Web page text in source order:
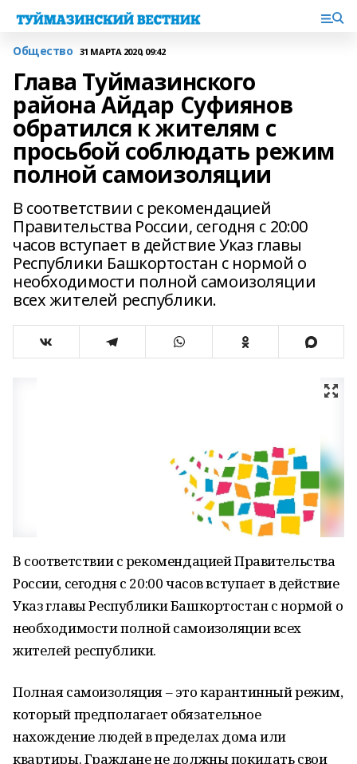
Общество 31 МАРТА 2020, 09:42
Глава Туймазинского
района Айдар Суфиянов
обратился к жителям с
просьбой соблюдать режим
полной самоизоляции
В соответствии с рекомендацией
Правительства России, сегодня с 20:00
часов вступает в действие Указ главы
Республики Башкортостан с нормой о
необходимости полной самоизоляции
всех жителей республики.
В соответствии с рекомендацией Правительства
России, сегодня с 20:00 часов вступает в действие
Указ главы Республики Башкортостан с нормой о
необходимости полной самоизоляции всех
жителей республики.
Полная самоизоляция – это карантинный режим,
который предполагает обязательное
нахождение людей в пределах дома или
квартиры. Граждане не должны покидать свои